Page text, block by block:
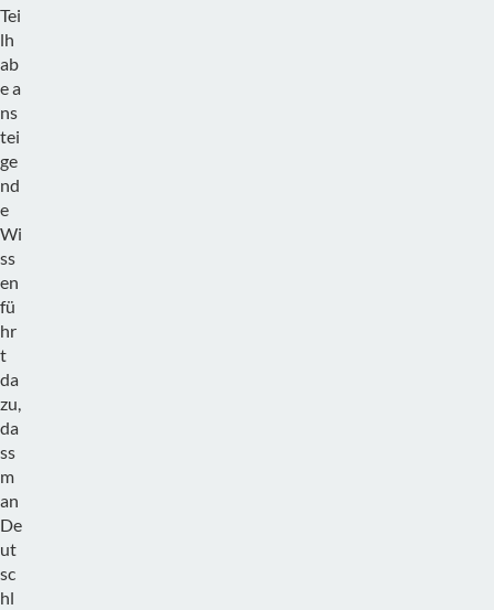
Tei
lh
ab
e a
ns
tei
ge
nd
e
Wi
ss
en
fü
hr
t
da
zu,
da
ss
m
an
De
ut
sc
hl